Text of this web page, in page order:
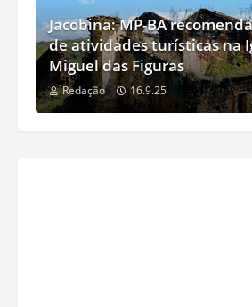
Jacobina: MP-BA
de atividades turísticas na
Miguel das Figuras
Redação 16.9.25